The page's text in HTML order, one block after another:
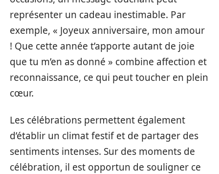
représenter un cadeau inestimable. Par
exemple, « Joyeux anniversaire, mon amour
! Que cette année t’apporte autant de joie
que tu m’en as donné » combine affection et
reconnaissance, ce qui peut toucher en plein
cœur.
Les célébrations permettent également
d’établir un climat festif et de partager des
sentiments intenses. Sur des moments de
célébration, il est opportun de souligner ce